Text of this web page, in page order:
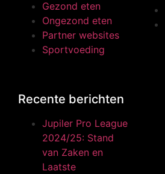
Gezond eten
Ongezond eten
Partner websites
Sportvoeding
Recente berichten
Jupiler Pro League
2024/25: Stand
van Zaken en
Laatste